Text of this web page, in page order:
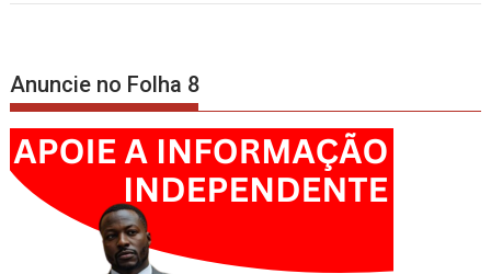
Anuncie no Folha 8